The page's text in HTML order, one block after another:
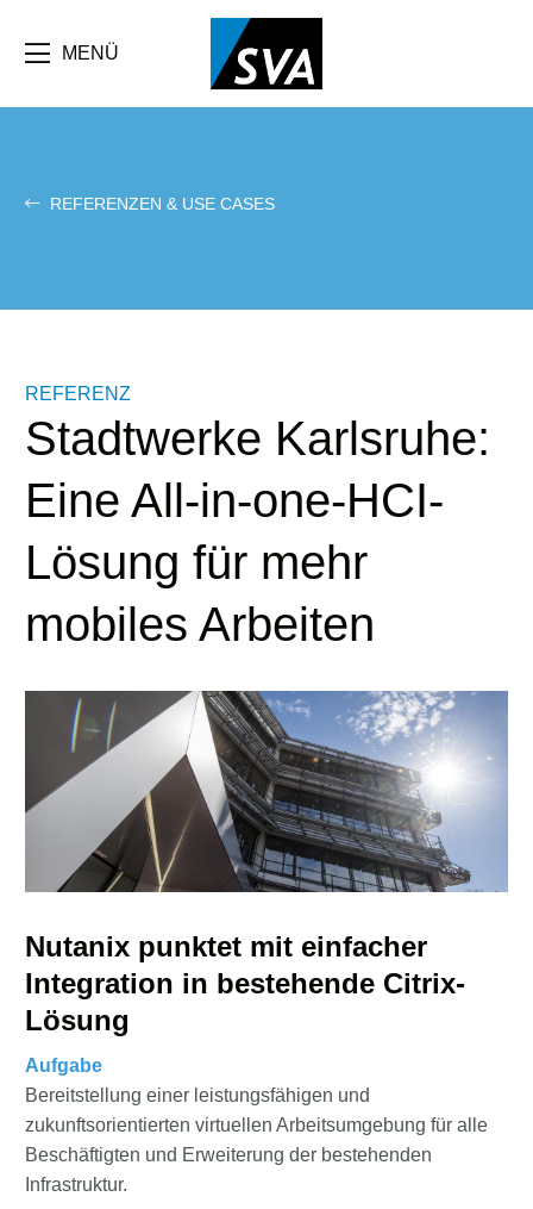
Inhalt
MENÜ
REFERENZEN & USE CASES
REFERENZ
Stadtwerke Karlsruhe:
Eine All-in-one-HCI-
Lösung für mehr
mobiles Arbeiten
Nutanix punktet mit einfacher
Integration in bestehende Citrix-
Lösung
Aufgabe
Bereitstellung einer leistungsfähigen und
zukunftsorientierten virtuellen Arbeitsumgebung für alle
Beschäftigten und Erweiterung der bestehenden
Infrastruktur.